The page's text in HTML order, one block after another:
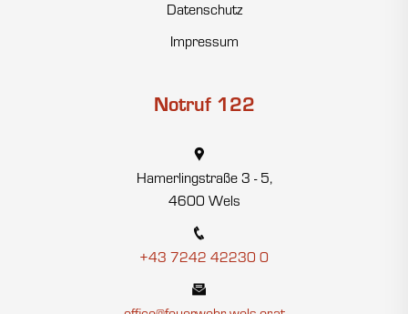
Datenschutz
Impressum
Notruf 122
Hamerlingstraße 3 - 5,
4600 Wels
+43 7242 42230 0